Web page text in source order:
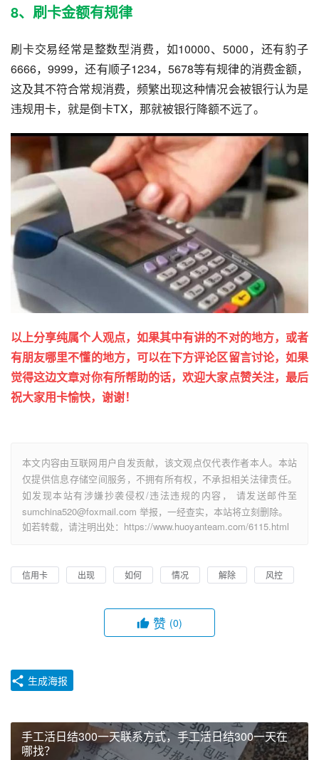
8、刷卡金额有规律
刷卡交易经常是整数型消费，如10000、5000，还有豹子
6666，9999，还有顺子1234，5678等有规律的消费金额，
这及其不符合常规消费，频繁出现这种情况会被银行认为是
违规用卡，就是倒卡TX，那就被银行降额不远了。
以上分享纯属个人观点，如果其中有讲的不对的地方，或者
有朋友哪里不懂的地方，可以在下方评论区留言讨论，如果
觉得这边文章对你有所帮助的话，欢迎大家点赞关注，最后
祝大家用卡愉快，谢谢！
本文内容由互联网用户自发贡献，该文观点仅代表作者本人。本站
仅提供信息存储空间服务，不拥有所有权，不承担相关法律责任。
如发现本站有涉嫌抄袭侵权/违法违规的内容， 请发送邮件至
sumchina520@foxmail.com 举报，一经查实，本站将立刻删除。
如若转载，请注明出处：https://www.huoyanteam.com/6115.html
信用卡 出现 如何 情况 解除 风控
赞 (0)
生成海报
手工活日结300一天联系方式，手工活日结300一天在
哪找？